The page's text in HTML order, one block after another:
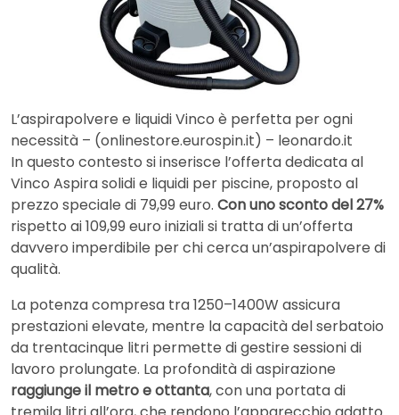
L’aspirapolvere e liquidi Vinco è perfetta per ogni
necessità – (onlinestore.eurospin.it) – leonardo.it
In questo contesto si inserisce l’offerta dedicata al
Vinco Aspira solidi e liquidi per piscine, proposto al
prezzo speciale di 79,99 euro. Con uno sconto del 27%
rispetto ai 109,99 euro iniziali si tratta di un’offerta
davvero imperdibile per chi cerca un’aspirapolvere di
qualità.
La potenza compresa tra 1250–1400W assicura
prestazioni elevate, mentre la capacità del serbatoio
da trentacinque litri permette di gestire sessioni di
lavoro prolungate. La profondità di aspirazione
raggiunge il metro e ottanta, con una portata di